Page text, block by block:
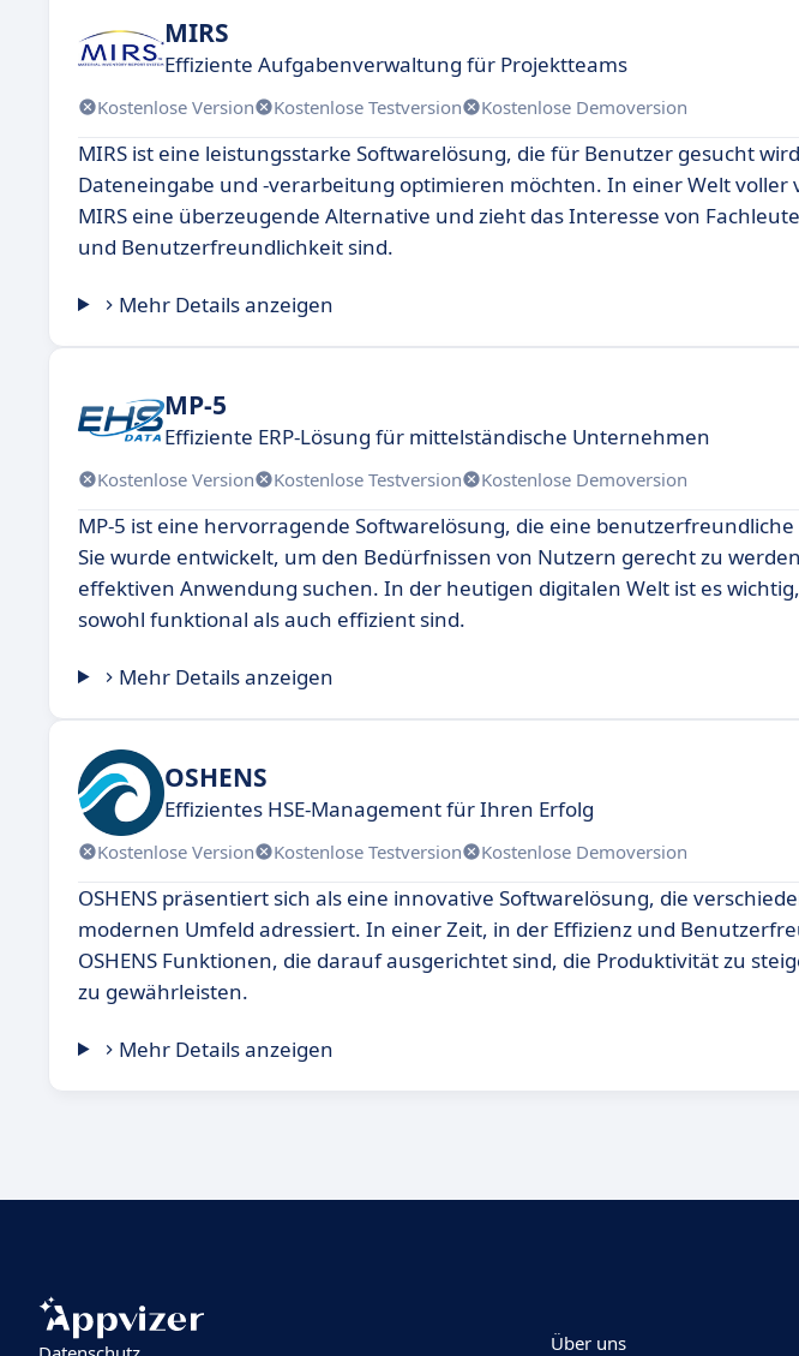
MIRS
Effiziente Aufgabenverwaltung für Projektteams
Kostenlose Version Kostenlose Testversion Kostenlose Demoversion
MIRS ist eine leistungsstarke Softwarelösung, die für Benutzer gesucht
Dateneingabe und -verarbeitung optimieren möchten. In einer Welt
MIRS eine überzeugende Alternative und zieht das Interesse von
und Benutzerfreundlichkeit sind.
Mehr Details anzeigen
MP-5
Effiziente ERP-Lösung für mittelständische Unternehmen
Kostenlose Version Kostenlose Testversion Kostenlose Demoversion
MP-5 ist eine hervorragende Softwarelösung, die eine
Sie wurde entwickelt, um den Bedürfnissen von Nutzern gerecht zu
effektiven Anwendung suchen. In der heutigen digitalen Welt ist es
sowohl funktional als auch effizient sind.
Mehr Details anzeigen
OSHENS
Effizientes HSE-Management für Ihren Erfolg
Kostenlose Version Kostenlose Testversion Kostenlose Demoversion
OSHENS präsentiert sich als eine innovative Softwarelösung, die
modernen Umfeld adressiert. In einer Zeit, in der Effizienz und
OSHENS Funktionen, die darauf ausgerichtet sind, die Produktivität zu
zu gewährleisten.
Mehr Details anzeigen
Über uns